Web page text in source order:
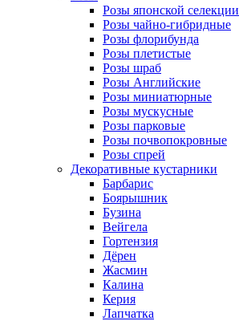
Розы японской селекции
Розы чайно-гибридные
Розы флорибунда
Розы плетистые
Розы шраб
Розы Английские
Розы миниатюрные
Розы мускусные
Розы парковые
Розы почвопокровные
Розы спрей
Декоративные кустарники
Барбарис
Боярышник
Бузина
Вейгела
Гортензия
Дёрен
Жасмин
Калина
Керия
Лапчатка